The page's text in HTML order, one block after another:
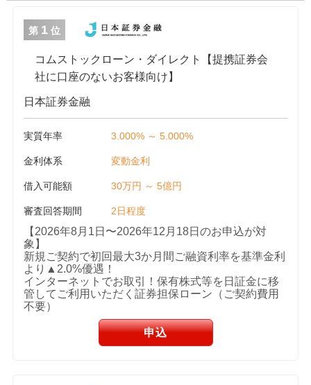
第 1 位
コムストックローン・ダイレクト【提携証券会
社に口座のないお客様向け】
日本証券金融
実質年率 3.000% ～ 5.000%
金利体系 変動金利
借入可能額 30万円 ～ 5億円
審査回答期間 2日程度
【2026年8月1日〜2026年12月18日のお申込が対
象】
新規ご契約で初回最大3か月間ご融資利率を基準金利
より▲2.0%優遇！
インターネットでお取引！保有株式等を日証金に移
管してご利用いただく証券担保ローン（ご契約費用
不要）
申込